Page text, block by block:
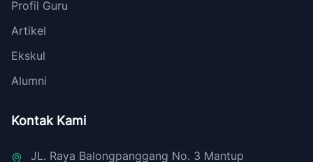
Profil Guru
Artikel
Ekskul
Alumni
Kontak Kami
JL. Raya Balongpanggang No. 3 Mantup